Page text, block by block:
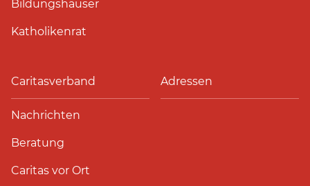
Bildungshäuser
Katholikenrat
Caritasverband
Nachrichten
Beratung
Caritas vor Ort
Adressen